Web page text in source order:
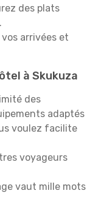
des plats
arrivées et
à Skukuza
des
adaptés
voulez facilite
voyageurs
vaut mille mots